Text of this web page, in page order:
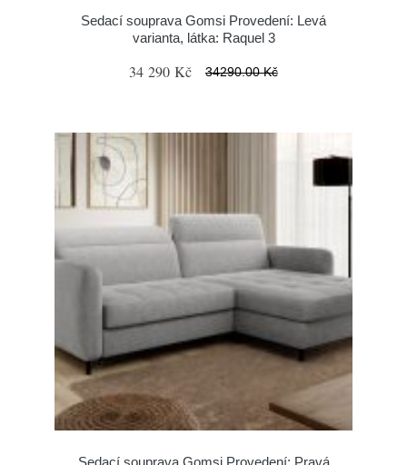
Sedací souprava Gomsi Provedení: Levá
varianta, látka: Raquel 3
34 290 Kč 34290.00 Kč
Sedací souprava Gomsi Provedení: Pravá